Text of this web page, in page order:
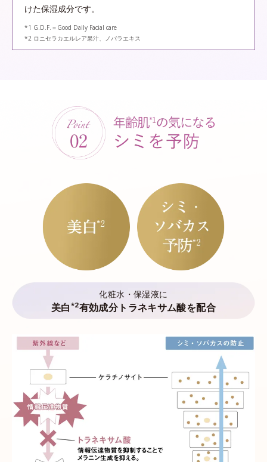
けた保湿成分です。
*1 G.D.F.＝Good Daily Facial care
*2 ロニセラカエルレア果汁、ノバラエキス
化粧水・保湿液に
美白 *2有効成分トラネキサム酸を配合